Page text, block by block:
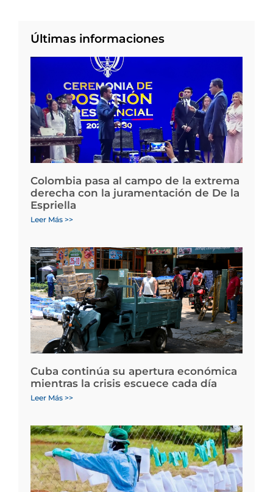
Últimas informaciones
Colombia pasa al campo de la extrema
derecha con la juramentación de De la
Espriella
Leer Más >>
Cuba continúa su apertura económica
mientras la crisis escuece cada día
Leer Más >>